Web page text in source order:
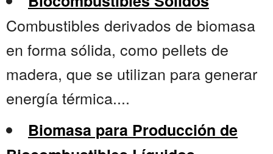
Combustibles derivados de biomasa
en forma sólida, como pellets de
madera, que se utilizan para generar
energía térmica....
Biomasa para Producción de